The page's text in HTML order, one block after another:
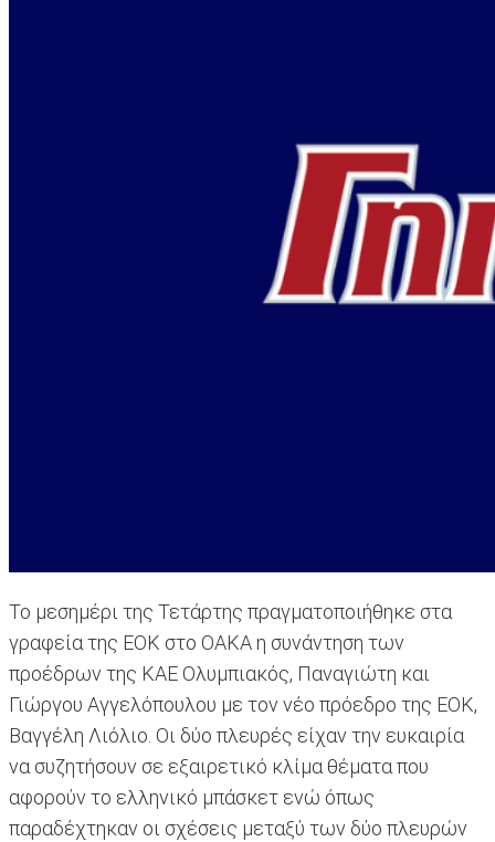
Το μεσημέρι της Τετάρτης πραγματοποιήθηκε στα
γραφεία της ΕΟΚ στο ΟΑΚΑ η συνάντηση των
προέδρων της ΚΑΕ Ολυμπιακός, Παναγιώτη και
Γιώργου Αγγελόπουλου με τον νέο πρόεδρο της ΕΟΚ,
Βαγγέλη Λιόλιο. Οι δύο πλευρές είχαν την ευκαιρία
να συζητήσουν σε εξαιρετικό κλίμα θέματα που
αφορούν το ελληνικό μπάσκετ ενώ όπως
παραδέχτηκαν οι σχέσεις μεταξύ των δύο πλευρών